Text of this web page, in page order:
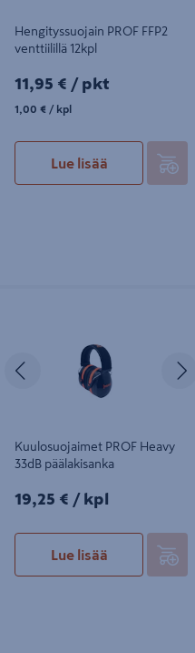
Hengityssuojain PROF FFP2
venttiilillä 12kpl
11,95€/pkt
11,95 € / pkt
1,00€/kpl
1,00 € / kpl
Lue lisää
Edellinen
Kuulosuojaimet PROF Heavy
33dB päälakisanka
19,25€/kpl
19,25 € / kpl
Lue lisää